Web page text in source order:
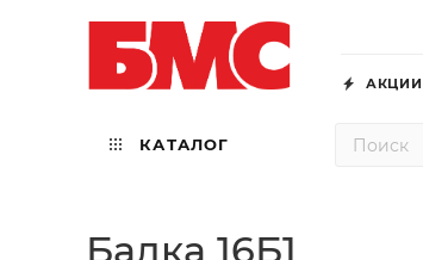
АКЦИИ
КАТАЛОГ
Балка 16Б1